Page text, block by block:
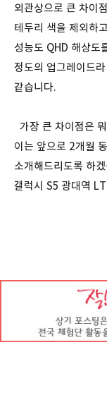
외관상으로 큰 차이
테두리 색을 제외하
성능도 QHD 해상도
정도의 업그레이드
같습니다.
가장 큰 차이점은
이는 앞으로 2개월
소개해드리도록 하
갤럭시 S5 광대역